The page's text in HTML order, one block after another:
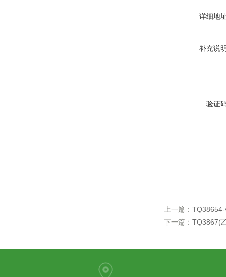
详细地
补充说
验证
上一篇：
下一篇： TQ3867(